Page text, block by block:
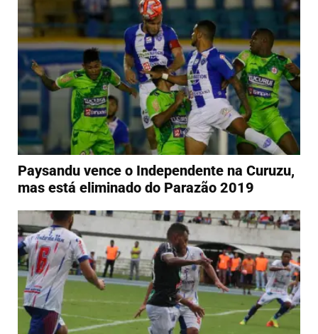
Paysandu vence o Independente na Curuzu,
mas está eliminado do Parazão 2019